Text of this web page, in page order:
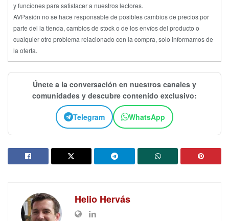
y funciones para satisfacer a nuestros lectores.
AVPasión no se hace responsable de posibles cambios de precios por
parte del la tienda, cambios de stock o de los envíos del producto o
cualquier otro problema relacionado con la compra, solo informamos de
la oferta.
Únete a la conversación en nuestros canales y
comunidades y descubre contenido exclusivo:
Telegram WhatsApp
Helio Hervás